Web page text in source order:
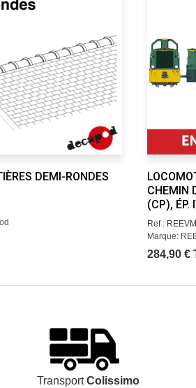
DEMI-RONDES
CHEMIN
(CP), ÉP.
Ref :
Marque:
284,90 €
TransportColissimo